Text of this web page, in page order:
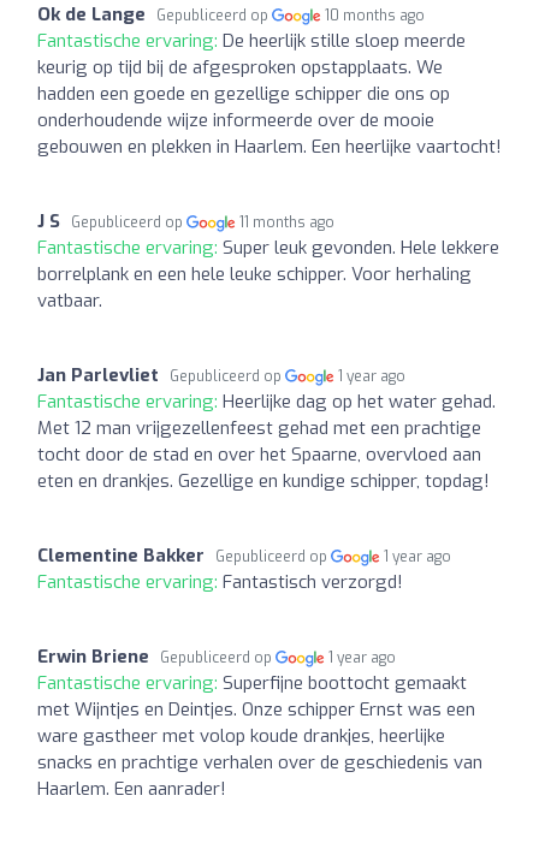
Ok de Lange Gepubliceerd op 10 months ago
Fantastische ervaring: De heerlijk stille sloep meerde
keurig op tijd bij de afgesproken opstapplaats. We
hadden een goede en gezellige schipper die ons op
onderhoudende wijze informeerde over de mooie
gebouwen en plekken in Haarlem. Een heerlijke vaartocht!
J S Gepubliceerd op 11 months ago
Fantastische ervaring: Super leuk gevonden. Hele lekkere
borrelplank en een hele leuke schipper. Voor herhaling
vatbaar.
Jan Parlevliet Gepubliceerd op 1 year ago
Fantastische ervaring: Heerlijke dag op het water gehad.
Met 12 man vrijgezellenfeest gehad met een prachtige
tocht door de stad en over het Spaarne, overvloed aan
eten en drankjes. Gezellige en kundige schipper, topdag!
Clementine Bakker Gepubliceerd op 1 year ago
Fantastische ervaring: Fantastisch verzorgd!
Erwin Briene Gepubliceerd op 1 year ago
Fantastische ervaring: Superfijne boottocht gemaakt
met Wijntjes en Deintjes. Onze schipper Ernst was een
ware gastheer met volop koude drankjes, heerlijke
snacks en prachtige verhalen over de geschiedenis van
Haarlem. Een aanrader!